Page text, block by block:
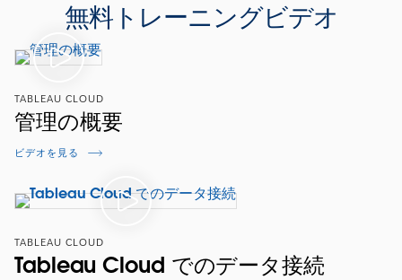
無料トレーニングビデオ
TABLEAU CLOUD
管理の概要
ビデオを見る
TABLEAU CLOUD
Tableau Cloud でのデータ接続